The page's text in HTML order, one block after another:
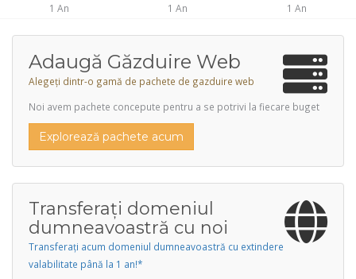
1 An 1 An 1 An
Adaugă Găzduire Web
Alegeți dintr-o gamă de pachete de gazduire web
Noi avem pachete concepute pentru a se potrivi la fiecare buget
Explorează pachete acum
Transferați domeniul
dumneavoastră cu noi
Transferați acum domeniul dumneavoastră cu extindere
valabilitate până la 1 an!*